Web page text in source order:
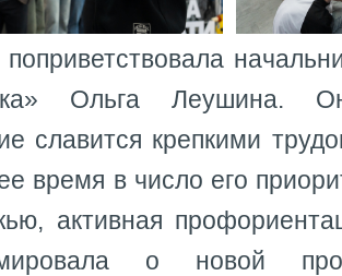
поприветствовала
Ольга Леушина.
славится крепкими
время в число его
активная
о новой